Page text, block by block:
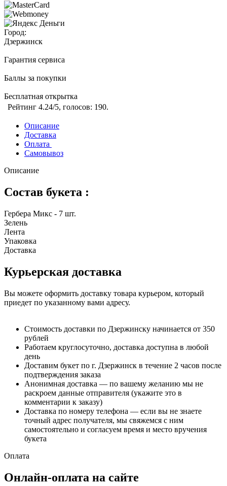
Город:
Дзержинск
Гарантия сервиса
Баллы за покупки
Бесплатная открытка
Рейтинг 4.24/5, голосов: 190.
Описание
Доставка
Оплата
Самовывоз
Описание
Состав букета :
Гербера Микс - 7 шт.
Зелень
Лента
Упаковка
Доставка
Курьерская доставка
Вы можете оформить доставку товара курьером, который
приедет по указанному вами адресу.
Стоимость доставки по Дзержинску начинается от 350
рублей
Работаем круглосуточно, доставка доступна в любой
день
Доставим букет по г. Дзержинск в течение 2 часов после
подтверждения заказа
Анонимная доставка — по вашему желанию мы не
раскроем данные отправителя (укажите это в
комментарии к заказу)
Доставка по номеру телефона — если вы не знаете
точный адрес получателя, мы свяжемся с ним
самостоятельно и согласуем время и место вручения
букета
Оплата
Онлайн-оплата на сайте